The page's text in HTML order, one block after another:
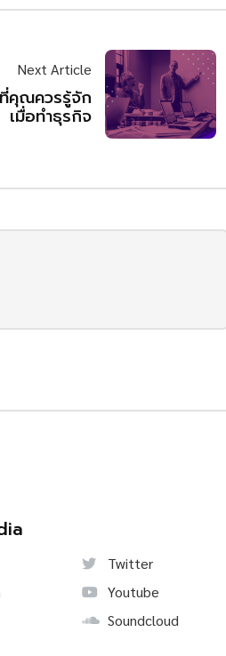
Next Article
คุณควรรู้จัก
เมื่อทำธุรกิจ
Twitter
Youtube
Soundcloud